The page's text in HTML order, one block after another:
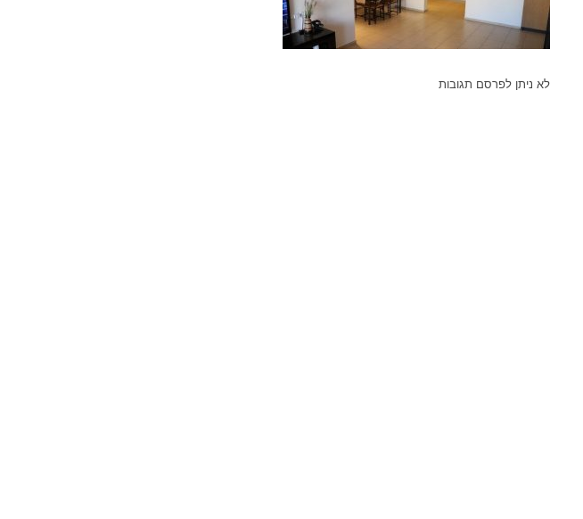
לא ניתן לפרסם תגובות